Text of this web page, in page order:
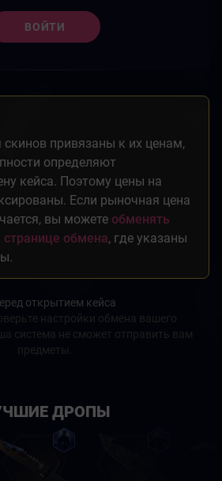
ВОЙТИ
привязаны к их ценам,
определяют
кейса. Поэтому цены на
Если рыночная цена
вы можете обменять
странице обмена, где указаны
открытием кейса
настройки обмена вашего
система не сможет отправить вам
предметы.
ДРОПЫ